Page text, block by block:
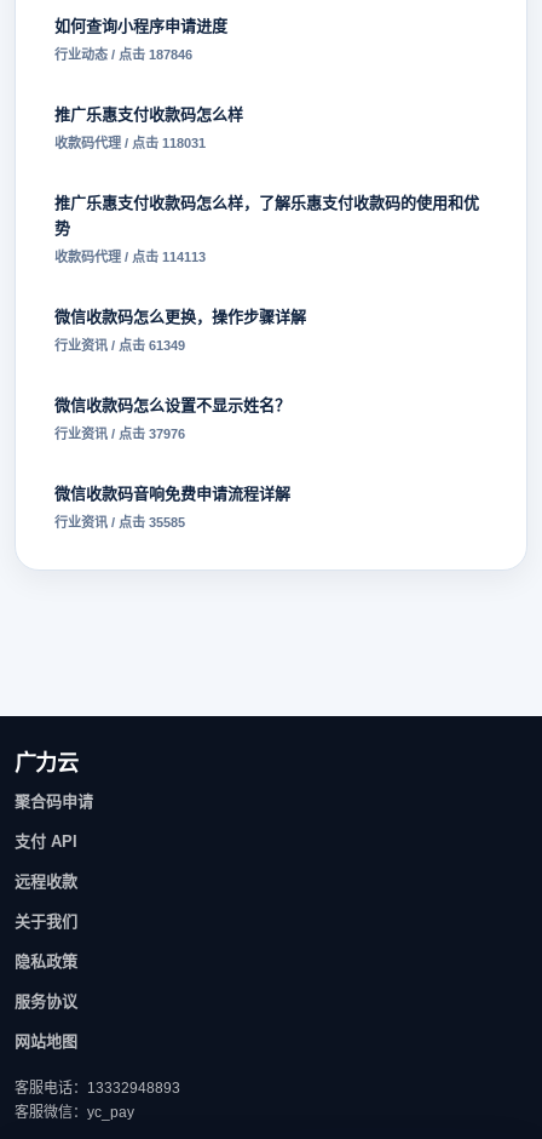
如何查询小程序申请进度
行业动态 / 点击 187846
推广乐惠支付收款码怎么样
收款码代理 / 点击 118031
推广乐惠支付收款码怎么样，了解乐惠支付收款码的使用和优
势
收款码代理 / 点击 114113
微信收款码怎么更换，操作步骤详解
行业资讯 / 点击 61349
微信收款码怎么设置不显示姓名？
行业资讯 / 点击 37976
微信收款码音响免费申请流程详解
行业资讯 / 点击 35585
广力云
聚合码申请
支付 API
远程收款
关于我们
隐私政策
服务协议
网站地图
客服电话：13332948893
客服微信：yc_pay